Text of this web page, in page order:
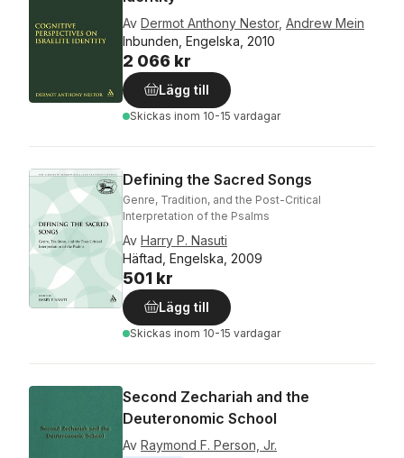
Av Dermot Anthony Nestor, Andrew Mein
Inbunden, Engelska, 2010
2 066 kr
Lägg till
Skickas inom 10-15 vardagar
Defining the Sacred Songs
Genre, Tradition, and the Post-Critical
Interpretation of the Psalms
Av Harry P. Nasuti
Häftad, Engelska, 2009
501 kr
Lägg till
Skickas inom 10-15 vardagar
Second Zechariah and the
Deuteronomic School
Av Raymond F. Person, Jr.